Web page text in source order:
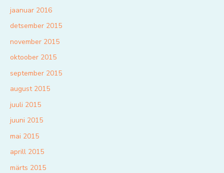
jaanuar 2016
detsember 2015
november 2015
oktoober 2015
september 2015
august 2015
juuli 2015
juuni 2015
mai 2015
aprill 2015
märts 2015